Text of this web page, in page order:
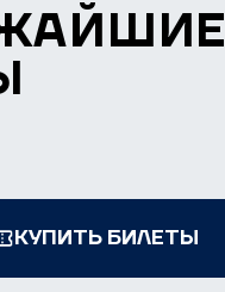
КУПИТЬ БИЛЕТЫ